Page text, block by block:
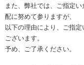
また、弊社では、ご指定
配に努めて参りますが、
以下の理由により、ご指
ございます。
予め、ご了承ください。